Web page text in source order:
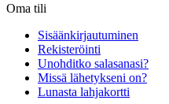
Oma tili
Sisäänkirjautuminen
Rekisteröinti
Unohditko salasanasi?
Missä lähetykseni on?
Lunasta lahjakortti